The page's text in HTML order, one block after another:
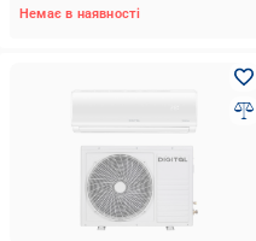
Немає в наявності